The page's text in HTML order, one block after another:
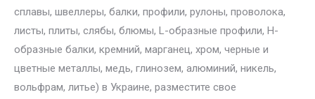
сплавы, швеллеры, балки, профили, рулоны, проволока,
листы, плиты, слябы, блюмы, L-образные профили, H-
образные балки, кремний, марганец, хром, черные и
цветные металлы, медь, глинозем, алюминий, никель,
вольфрам, литье) в Украине, разместите свое